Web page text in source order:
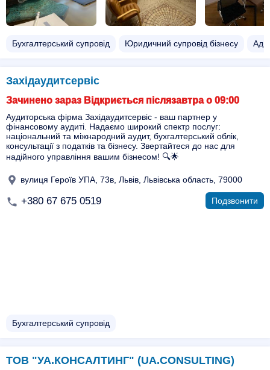
Бухгалтерський супровід Юридичний супровід бізнесу
Західаудитсервіс
Зачинено зараз Відкриється післязавтра о 09:00
Аудиторська фірма Західаудитсервіс - ваш партнер у
фінансовому аудиті. Надаємо широкий спектр послуг:
національний та міжнародний аудит, бухгалтерський облік,
консультації з податків та бізнесу. Звертайтеся до нас для
надійного управління вашим бізнесом! 🔍🌟
вулиця Героїв УПА, 73в, Львів, Львівська область, 79000
+380 67 675 0519 Подзвонити
Бухгалтерський супровід
ТОВ "УА.КОНСАЛТИНГ" (UA.CONSULTING)